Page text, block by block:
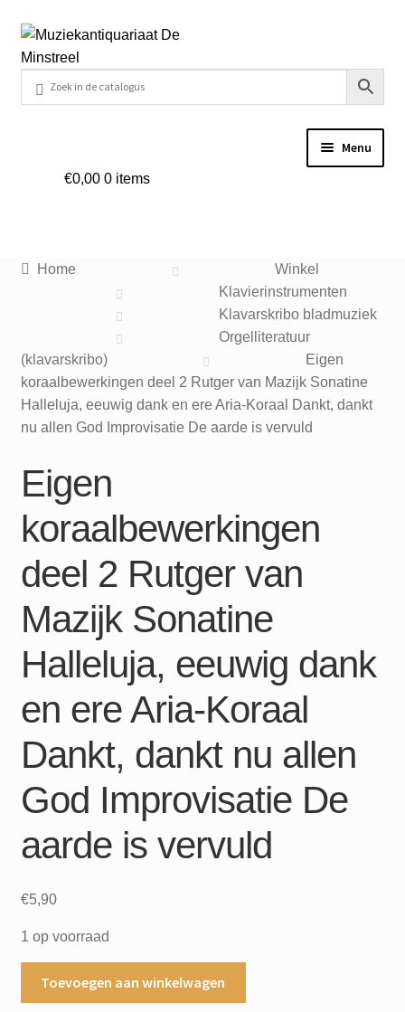
Ga
door
navigatie
Ga
naar
inhoud
Menu
Veel gestelde vragen
Mijn account
€0,00 0 items
Home
Winkel
Klavierinstrumenten
Klavarskribo bladmuziek
Orgelliteratuur
(klavarskribo)
Eigen
koraalbewerkingen deel 2 Rutger van Mazijk Sonatine
Halleluja, eeuwig dank en ere Aria-Koraal Dankt, dankt
nu allen God Improvisatie De aarde is vervuld
Eigen
koraalbewerkingen
deel 2 Rutger van
Mazijk Sonatine
Halleluja, eeuwig dank
en ere Aria-Koraal
Dankt, dankt nu allen
God Improvisatie De
aarde is vervuld
€5,90
1 op voorraad
koraalbewerkingen
Toevoegen aan winkelwagen